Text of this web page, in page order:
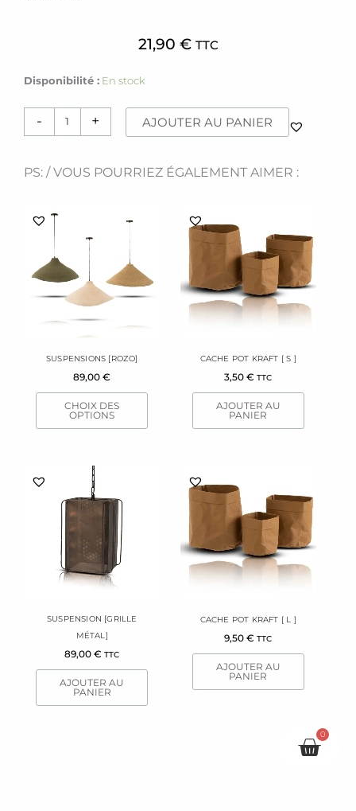
21,90 € TTC
Disponibilité : En stock
-
quantité
+ AJOUTER AU PANIER
PS: / VOUS POURRIEZ ÉGALEMENT AIMER :
SUSPENSIONS [ROZO]
89,00€
CHOIX DES
OPTIONS
plusieurs
variations.
Les
la
du
CACHE POT KRAFT [ S ]
3,50€ TTC
AJOUTER AU
PANIER
SUSPENSION [GRILLE
MÉTAL]
89,00€ TTC
AJOUTER AU
PANIER
CACHE POT KRAFT [ L ]
9,50€ TTC
AJOUTER AU
PANIER
0